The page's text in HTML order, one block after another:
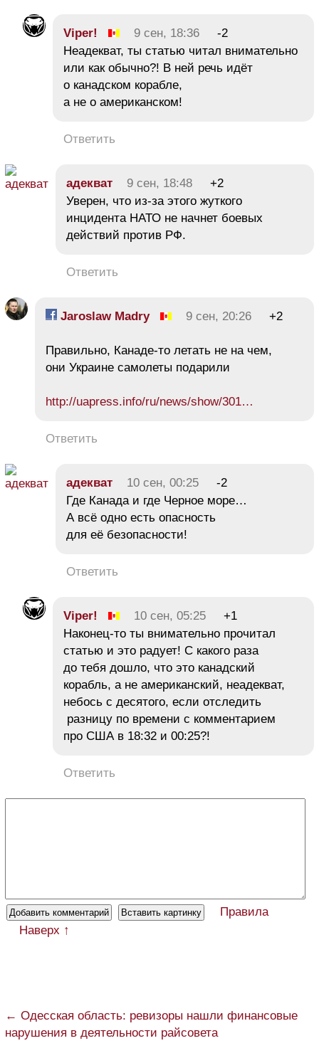
Viper! 9 сен, 18:36
-2
Неадекват, ты статью читал внимательно
или как обычно?! В ней речь идёт
о канадском корабле,
а не о американском!
Ответить
адекват 9 сен, 18:48
+2
Уверен, что из-за этого жуткого
инцидента НАТО не начнет боевых
действий против РФ.
Ответить
Jaroslaw Madry 9 сен, 20:26 +2
Правильно, Канаде-то летать не на чем,
они Украине самолеты подарили
http://uapress.info/ru/news/show/301…
Ответить
адекват 10 сен, 00:25
-2
Где Канада и где Черное море…
А всё одно есть опасность
для её безопасности!
Ответить
Viper! 10 сен, 05:25
+1
Наконец-то ты внимательно прочитал
статью и это радует! С какого раза
до тебя дошло, что это канадский
корабль, а не американский, неадекват,
небось с десятого, если отследить
разницу по времени с комментарием
про США в 18:32 и 00:25?!
Ответить
Правила
Наверх ↑
← Одесская область: ревизоры нашли финансовые
нарушения в деятельности райсовета